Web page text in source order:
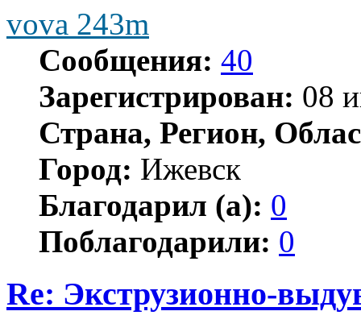
vova 243m
Сообщения: 40
Зарегистрирован: 08
Страна, Регион,
Город: Ижевск
Благодарил (а): 0
Поблагодарили: 0
Re: Экструзионно-